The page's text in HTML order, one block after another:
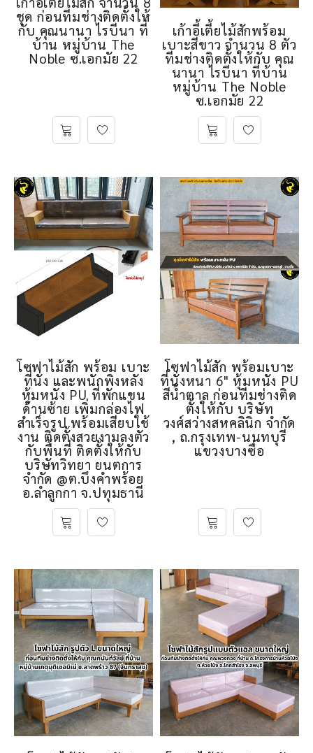
ชุด ก่อนทีมช่างติดตั้งให้
กับ คุณนานา ไรบีนา ที่
บ้าน หมู่บ้าน The
Noble ซ.เอกมัย 22
เก้าอี้เตี้ยไม้สักพร้อม
เบาะสีขาว จำนวน 8 ตัว
ทีมช่างติดตั้งให้กับ คุณ
นานา ไรบีนา ที่บ้าน
หมู่บ้าน The Noble
ซ.เอกมัย 22
โซฟาไม้สัก พร้อม เบาะ
ที่นั่ง และพนักพิงหลัง
หุ้มหนัง PU ที่พักแขน
ด้านซ้าย เพิ่มกล่องไฟ
สำเร็จรูป พร้อมเสียบใช้
งาน ติดตั้งสวยงามลงตัว
กับพื้นที่ ติดตั้งให้กับ
บริษัทวิทยา ยนตการ
จำกัด @ต.บึงคำพร้อย
อ.ลำลูกกา จ.ปทุมธานี
โซฟาไม้สัก พร้อมเบาะ
ที่นั่งหนา 6" หุ้มหนัง PU
สีน้ำตาล ก่อนทีมช่างติด
ตั้งให้กับ บริษัท
วงศ์สว่างสหคลินิก จำกัด
, ถ.กรุงเทพ-นนทบุรี
แขวงบางซื่อ